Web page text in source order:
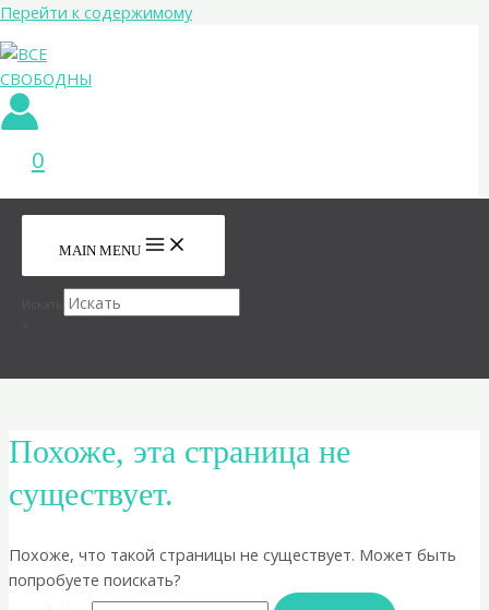
Перейти к содержимому
0
MAIN MENU
Похоже, эта страница не
существует.
Похоже, что такой страницы не существует. Может быть
попробуете поискать?